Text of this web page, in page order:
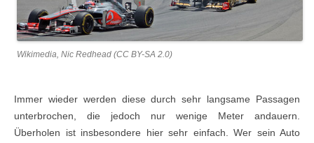
Wikimedia, Nic Redhead (CC BY-SA 2.0)
Immer wieder werden diese durch sehr langsame Passagen
unterbrochen, die jedoch nur wenige Meter andauern.
Überholen ist insbesondere hier sehr einfach. Wer sein Auto